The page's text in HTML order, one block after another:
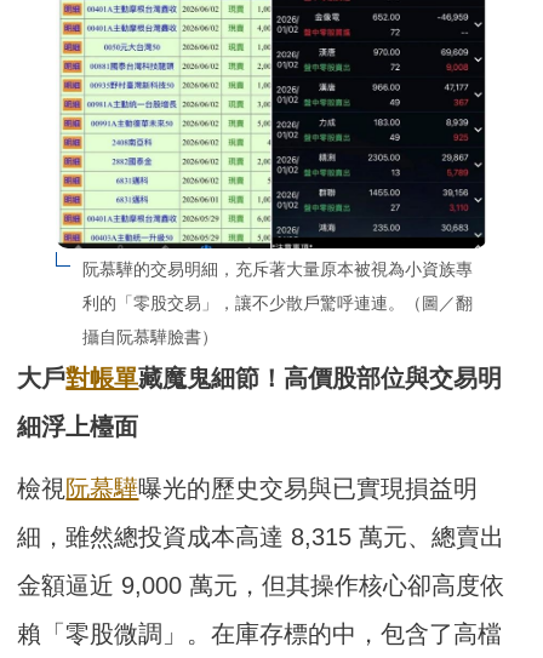
阮慕驊的交易明細，充斥著大量原本被視為小資族專
利的「零股交易」，讓不少散戶驚呼連連。（圖／翻
攝自阮慕驊臉書）
大戶對帳單藏魔鬼細節！高價股部位與交易明
細浮上檯面
檢視 阮慕驊曝光的歷史交易與已實現損益明
細，雖然總投資成本高達 8,315 萬元、總賣出
金額逼近 9,000 萬元，但其操作核心卻高度依
賴「零股微調」。在庫存標的中，包含了高檔